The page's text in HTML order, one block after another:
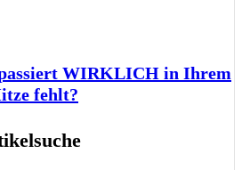
passiert WIRKLICH in Ihrem
fehlt?